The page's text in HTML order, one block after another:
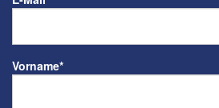
Vorname*